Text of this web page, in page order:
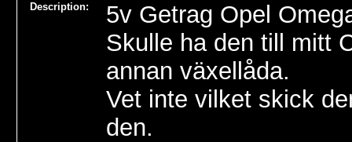
Description:
5v Getrag Opel
Skulle ha den till mitt
annan växellåda.
Vet inte vilket skick
den.